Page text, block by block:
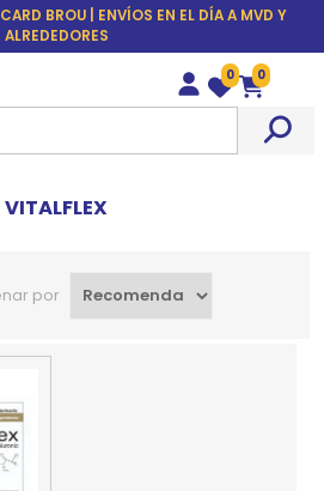
BROU | ENVÍOS EN EL DÍA A MVD Y
ALREDEDORES
Wishlist
0
Carrito
0
VITALFLEX
por